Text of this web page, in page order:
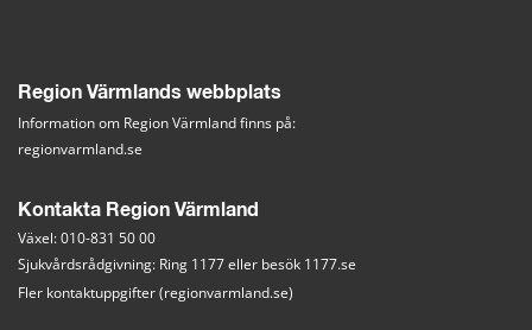
Region Värmlands webbplats
Information om Region Värmland finns på:
regionvarmland.se
Kontakta Region Värmland
Växel: 010-831 50 00
Sjukvårdsrådgivning: Ring 1177 eller besök 1177.se
Fler kontaktuppgifter (regionvarmland.se)